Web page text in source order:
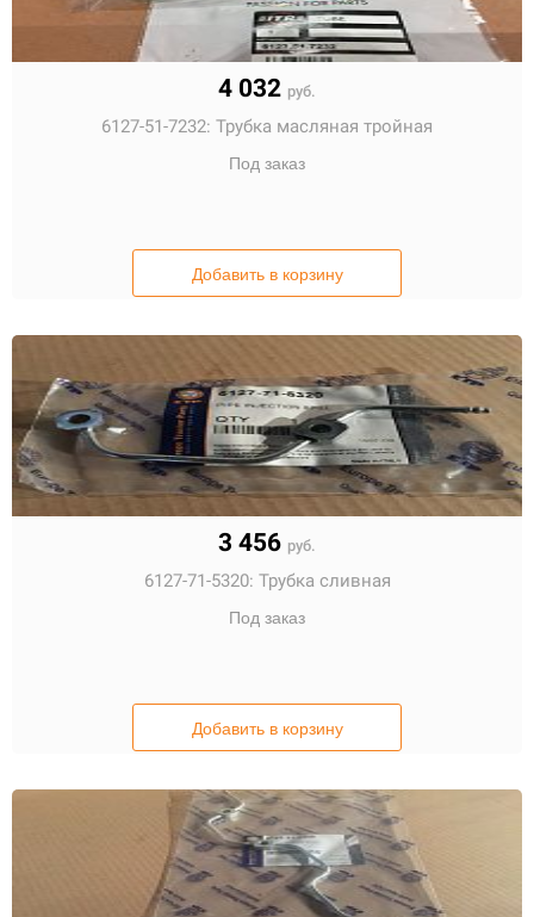
4 032 руб.
6127-51-7232: Трубка масляная тройная
Под заказ
Добавить в корзину
3 456 руб.
6127-71-5320: Трубка сливная
Под заказ
Добавить в корзину